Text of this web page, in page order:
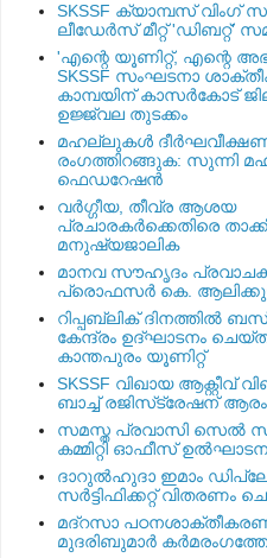
SKSSF ക്യാമ്പസ് വിംഗ്
ലീഡേർസ് മീറ്റ് 'ഡിബറ്റ്'
'എന്റെ യൂണിറ്റ്, എന്റെ
SKSSF സംഘടനാ
കാമ്പയിന് കാസര്‍കോട്
ഉജ്ജ്വല തുടക്കം
മഹല്ലുകള്‍
രംഗത്തിറങ്ങുക: സുന്നി
ഫെഡറേഷന്‍
വര്‍ഗ്ഗീയ, തീവ്ര ആശയ
പ്രചാരകര്‍ക്കെതിരെ
മനുഷ്യജാലിക
മാനവ സൗഹൃദം
പ്രൊഫസർ കെ.
റിപ്പബ്ലിക് ദിനത്തില്‍ ബസ്
കേന്ദ്രം ഉദ്ഘാടനം ചെയ്ത്‌
കാന്തപുരം യൂണിറ്റ്
SKSSF വിഖായ ആക്റ്റീവ്
ബാച്ച് രജിസ്‌ട്രേഷന്
സമസ്ത പ്രവാസി സെല്‍
കമ്മിറ്റി ഓഫീസ്
ദാറുല്‍ഹുദാ ഇമാം
സര്‍ട്ടിഫിക്കറ്റ് വിതരണം
മദ്‌റസാ
മുദരിബുമാര്‍